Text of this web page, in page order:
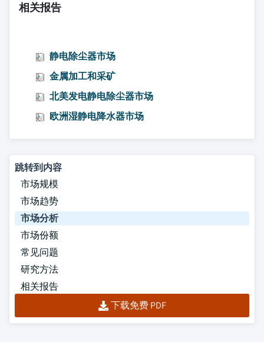
相关报告
静电除尘器市场
金属加工和采矿
北美发电静电除尘器市场
欧洲湿静电降水器市场
跳转到内容
市场规模
市场趋势
市场分析
市场份额
常见问题
研究方法
相关报告
下载免费 PDF